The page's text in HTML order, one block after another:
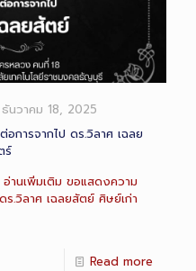
ธันวาคม 18, 2025
การจากไป ดร.วิลาศ เฉลย
ร์
อ่านเพิ่มเติม ขอแสดงความ
.วิลาศ เฉลยสัตย์ ศิษย์เก่า
Read more